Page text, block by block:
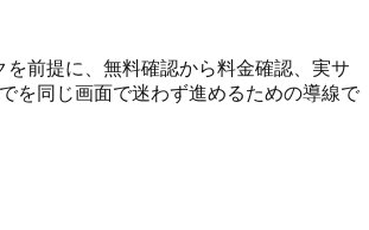
を前提に、無料確認から料金確認、実サ
を同じ画面で迷わず進めるための導線で